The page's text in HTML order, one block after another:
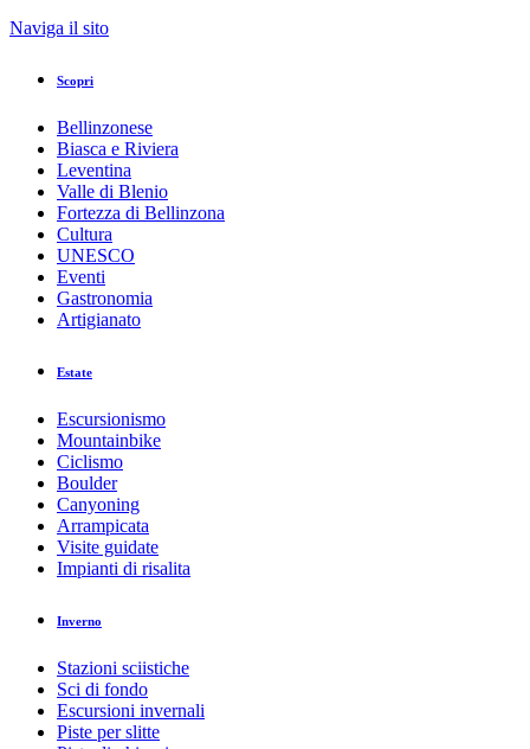
Naviga il sito
Scopri
Bellinzonese
Biasca e Riviera
Leventina
Valle di Blenio
Fortezza di Bellinzona
Cultura
UNESCO
Eventi
Gastronomia
Artigianato
Estate
Escursionismo
Mountainbike
Ciclismo
Boulder
Canyoning
Arrampicata
Visite guidate
Impianti di risalita
Inverno
Stazioni sciistiche
Sci di fondo
Escursioni invernali
Piste per slitte